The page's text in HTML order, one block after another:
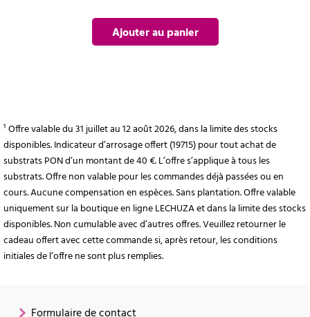
Ajouter au panier
¹ Offre valable du 31 juillet au 12 août 2026, dans la limite des stocks
disponibles. Indicateur d’arrosage offert (19715) pour tout achat de
substrats PON d’un montant de 40 €. L’offre s’applique à tous les
substrats. Offre non valable pour les commandes déjà passées ou en
cours. Aucune compensation en espèces. Sans plantation. Offre valable
uniquement sur la boutique en ligne LECHUZA et dans la limite des stocks
disponibles. Non cumulable avec d’autres offres. Veuillez retourner le
cadeau offert avec cette commande si, après retour, les conditions
initiales de l’offre ne sont plus remplies.